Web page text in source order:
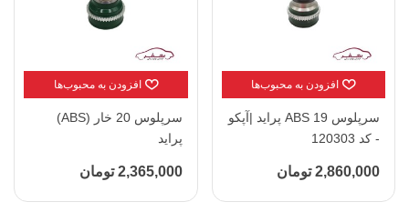
افزودن به محبوب‌ها
سرپلوس 19 ABS پراید |آپکو
- کد 120303
2,860,000 تومان
افزودن به محبوب‌ها
سرپلوس 20 خار (ABS)
پراید
2,365,000 تومان